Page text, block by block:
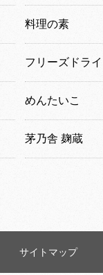
料理の素
フリーズドライ
めんたいこ
茅乃舎 麹蔵
サイトマップ